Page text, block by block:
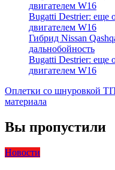
двигателем W16
Bugatti Destrier: еще
двигателем W16
Гибрид Nissan
дальнобойность
Bugatti Destrier: еще
двигателем W16
Оплетки со шнуровкой
материала
Вы пропустили
Новости